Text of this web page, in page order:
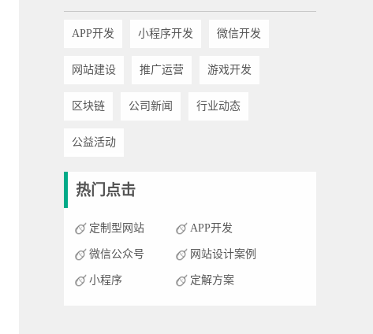
APP开发 小程序开发 微信开发
网站建设 推广运营 游戏开发
区块链 公司新闻 行业动态
公益活动
热门点击
定制型网站 APP开发
微信公众号 网站设计案例
小程序 定解方案